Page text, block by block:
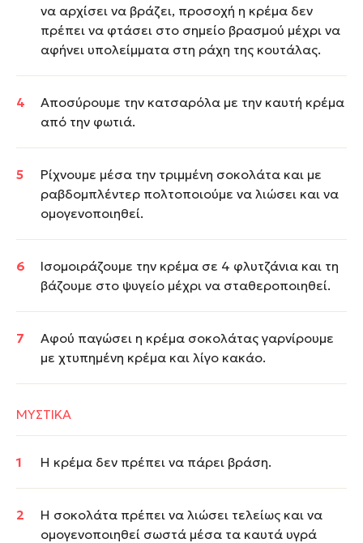
να αρχίσει να βράζει, προσοχή η κρέμα δεν
πρέπει να φτάσει στο σημείο βρασμού μέχρι να
αφήνει υπολείμματα στη ράχη της κουτάλας.
Αποσύρουμε την κατσαρόλα με την καυτή κρέμα
από την φωτιά.
Ρίχνουμε μέσα την τριμμένη σοκολάτα και με
ραβδομπλέντερ πολτοποιούμε να λιώσει και να
ομογενοποιηθεί.
Ισομοιράζουμε την κρέμα σε 4 φλυτζάνια και τη
βάζουμε στο ψυγείο μέχρι να σταθεροποιηθεί.
Αφού παγώσει η κρέμα σοκολάτας γαρνίρουμε
με χτυπημένη κρέμα και λίγο κακάο.
ΜΥΣΤΙΚΑ
Η κρέμα δεν πρέπει να πάρει βράση.
Η σοκολάτα πρέπει να λιώσει τελείως και να
ομογενοποιηθεί σωστά μέσα τα καυτά υγρά